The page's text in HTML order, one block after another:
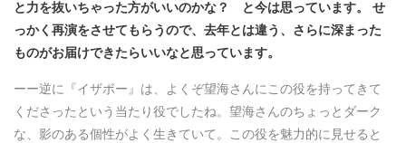
と力を抜いちゃった方がいいのかな？ と今は思っています。 せ
っかく再演をさせてもらうので、去年とは違う、さらに深まった
ものがお届けできたらいいなと思っています。
ーー逆に『イザボー』は、よくぞ望海さんにこの役を持ってきて
くださったという当たり役でしたね。望海さんのちょっとダーク
な、影のある個性がよく生きていて。この役を魅力的に見せると